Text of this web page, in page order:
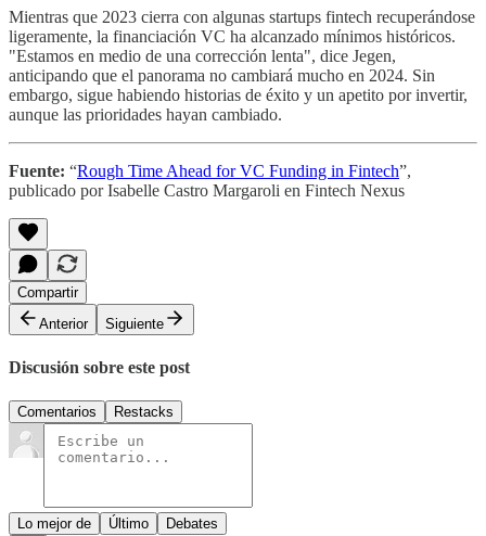
Mientras que 2023 cierra con algunas startups fintech recuperándose
ligeramente, la financiación VC ha alcanzado mínimos históricos.
"Estamos en medio de una corrección lenta", dice Jegen,
anticipando que el panorama no cambiará mucho en 2024. Sin
embargo, sigue habiendo historias de éxito y un apetito por invertir,
aunque las prioridades hayan cambiado.
Fuente: “Rough Time Ahead for VC Funding in Fintech”,
publicado por Isabelle Castro Margaroli en Fintech Nexus
Compartir
Anterior
Siguiente
Discusión sobre este post
Comentarios Restacks
Lo mejor de Último Debates